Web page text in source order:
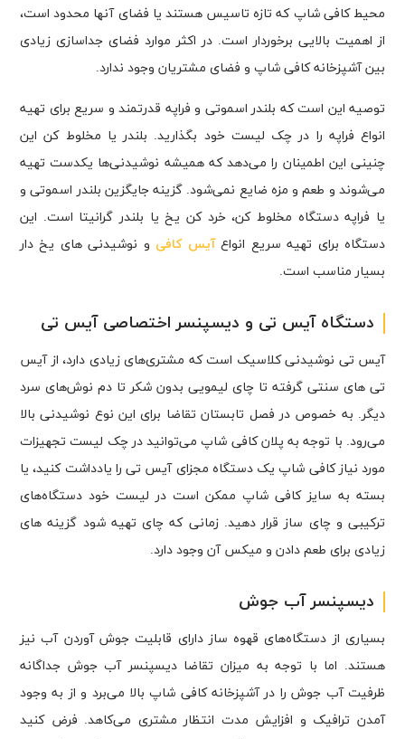
محیط کافی شاپ که تازه تاسیس هستند یا فضای آنها محدود است،
از اهمیت بالایی برخوردار است. در اکثر موارد فضای جداسازی زیادی
بین آشپزخانه کافی شاپ و فضای مشتریان وجود ندارد.
توصیه این است که بلندر اسموتی و فراپه قدرتمند و سریع برای تهیه
انواع فراپه را در چک لیست خود بگذارید. بلندر یا مخلوط کن این
چنینی این اطمینان را می‌دهد که همیشه نوشیدنی‌ها یکدست تهیه
می‌شوند و طعم و مزه ضایع نمی‌شود. گزینه جایگزین بلندر اسموتی و
یا فراپه دستگاه مخلوط کن، خرد کن یخ یا بلندر گرانیتا است. این
دستگاه برای تهیه سریع انواعآیس کافی و نوشیدنی های یخ دار
بسیار مناسب است.
دستگاه آیس تی و دیسپنسر اختصاصی آیس تی
آیس تی نوشیدنی کلاسیک است که مشتری‌های زیادی دارد، از آیس
تی های سنتی گرفته تا چای لیمویی بدون شکر تا دم نوش‌های سرد
دیگر. به خصوص در فصل تابستان تقاضا برای این نوع نوشیدنی بالا
می‌رود. با توجه به پلان کافی شاپ می‌توانید در چک لیست تجهیزات
مورد نیاز کافی شاپ یک دستگاه مجزای آیس تی را یادداشت کنید، یا
بسته به سایز کافی شاپ ممکن است در لیست خود دستگاه‌های
ترکیبی و چای ساز قرار دهید. زمانی که چای تهیه شود گزینه های
زیادی برای طعم دادن و میکس آن وجود دارد.
دیسپنسر آب جوش
بسیاری از دستگاه‌های قهوه ساز دارای قابلیت جوش آوردن آب نیز
هستند. اما با توجه به میزان تقاضا دیسپنسر آب جوش جداگانه
ظرفیت آب جوش را در آشپزخانه کافی شاپ بالا می‌برد و از به وجود
آمدن ترافیک و افزایش مدت انتظار مشتری می‌کاهد. فرض کنید